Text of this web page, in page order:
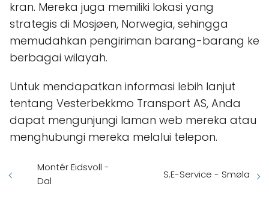
kran. Mereka juga memiliki lokasi yang
strategis di Mosjøen, Norwegia, sehingga
memudahkan pengiriman barang-barang ke
berbagai wilayah.
Untuk mendapatkan informasi lebih lanjut
tentang Vesterbekkmo Transport AS, Anda
dapat mengunjungi laman web mereka atau
menghubungi mereka melalui telepon.
Montér Eidsvoll -
Dal
S.E-Service - Smøla